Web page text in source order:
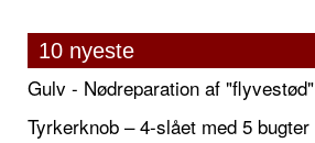
10 nyeste
Gulv - Nødreparation af "flyvestød"
Tyrkerknob – 4-slået med 5 bugter